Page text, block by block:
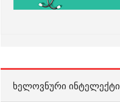
ᲮᲔᲚᲝᲕᲜᲣᲠᲘ ᲘᲜᲢᲔᲚᲔᲥᲢᲘ